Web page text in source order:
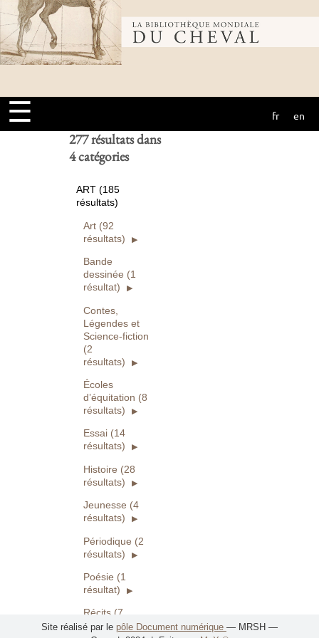
Bibliothèque
mondiale du
cheval
☰ fr en
Ouvrages
numérisés seuls
Réinitialiser
277 résultats dans
4 catégories
ART (185
résultats)
Art (92
résultats)
Bande
dessinée (1
résultat)
Contes,
Légendes et
Science-fiction
(2
résultats)
Écoles
d’équitation (8
résultats)
Essai (14
résultats)
Histoire (28
résultats)
Jeunesse (4
résultats)
Périodique (2
résultats)
Poésie (1
résultat)
Récits (7
résultats)
Site réalisé par le pôle Document numérique — MRSH —